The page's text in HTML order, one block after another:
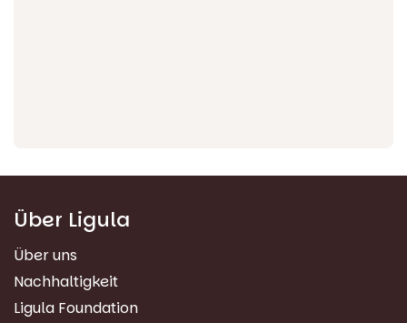
Über Ligula
Über uns
Nachhaltigkeit
Ligula Foundation